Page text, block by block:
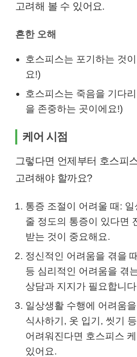
고려해 볼 수 있어요.
흔한 오해
호스피스는 포기하는 것
요!)
호스피스는 죽음을 기다
을 존중하는 곳이에요!)
케어 시점
그렇다면 언제부터 호스피
고려해야 할까요?
통증 조절이 어려울 때:
줄 정도의 통증이 있다면
받는 것이 중요해요.
정신적인 어려움을 겪을
등 심리적인 어려움을 겪
상담과 지지가 필요합니
일상생활 수행에 어려움
식사하기, 옷 입기, 씻기
어려워진다면 호스피스
있어요.